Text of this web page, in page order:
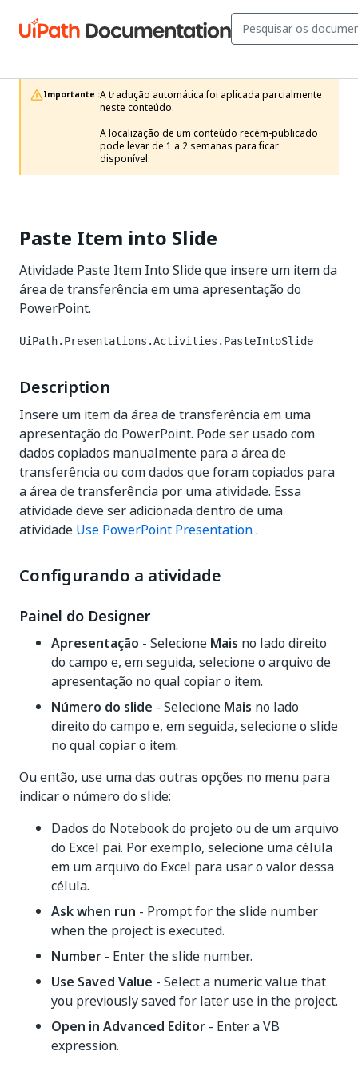
Importante :A tradução automática foi aplicada parcialmente
neste conteúdo.
A localização de um conteúdo recém-publicado
pode levar de 1 a 2 semanas para ficar
disponível.
Paste Item into Slide
Atividade Paste Item Into Slide que insere um item da
área de transferência em uma apresentação do
PowerPoint.
UiPath.Presentations.Activities.PasteIntoSlide
Description
Insere um item da área de transferência em uma
apresentação do PowerPoint. Pode ser usado com
dados copiados manualmente para a área de
transferência ou com dados que foram copiados para
a área de transferência por uma atividade. Essa
atividade deve ser adicionada dentro de uma
atividade Use PowerPoint Presentation.
Configurando a atividade
Painel do Designer
Apresentação - Selecione Mais no lado direito
do campo e, em seguida, selecione o arquivo de
apresentação no qual copiar o item.
Número do slide - Selecione Mais no lado
direito do campo e, em seguida, selecione o slide
no qual copiar o item.
Ou então, use uma das outras opções no menu para
indicar o número do slide:
Dados do Notebook do projeto ou de um arquivo
do Excel pai. Por exemplo, selecione uma célula
em um arquivo do Excel para usar o valor dessa
célula.
Ask when run - Prompt for the slide number
when the project is executed.
Number - Enter the slide number.
Use Saved Value - Select a numeric value that
you previously saved for later use in the project.
Open in Advanced Editor - Enter a VB
expression.